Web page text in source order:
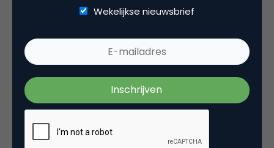
zoals het vinden van markt en het creëren van
vraag: de Decision Making Unit van een bedrijf – de
persoon die of het team dat de handtekening zet
onder een contract – is zelden de persoon die écht
salesfunnel, zul je DMU’s krijgen.
Mensen kopen niets van je als ze
Wekelijkse nieuwsbrief